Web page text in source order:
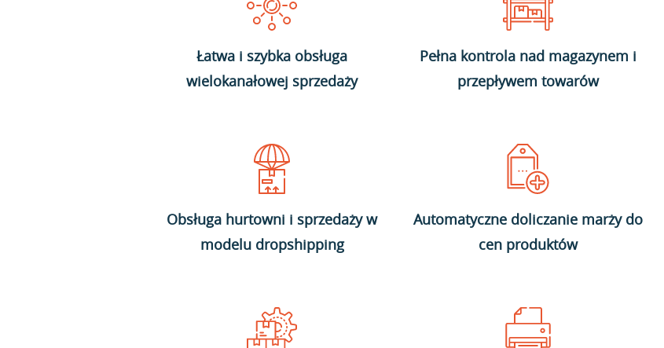
Łatwa i szybka obsługa
wielokanałowej sprzedaży
Pełna kontrola nad magazynem i
przepływem towarów
Obsługa hurtowni i sprzedaży w
modelu dropshipping
Automatyczne doliczanie marży do
cen produktów